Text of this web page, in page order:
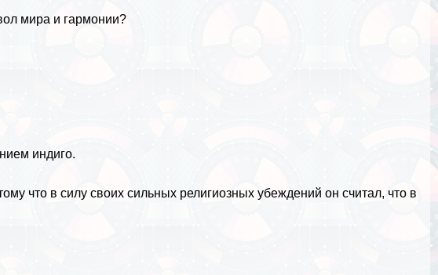
мира и гармонии?
индиго.
что в силу своих сильных религиозных убеждений он считал, что в